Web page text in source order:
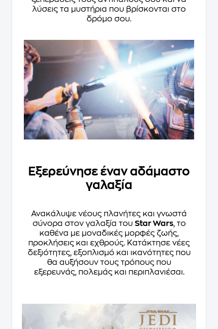
λύσεις τα μυστήρια που βρίσκονται στο
δρόμο σου.
Εξερεύνησε έναν αδάμαστο
γαλαξία
Ανακάλυψε νέους πλανήτες και γνωστά
σύνορα στον γαλαξία του Star Wars, το
καθένα με μοναδικές μορφές ζωής,
προκλήσεις και εχθρούς. Κατάκτησε νέες
δεξιότητες, εξοπλισμό και ικανότητες που
θα αυξήσουν τους τρόπους που
εξερευνάς, πολεμάς και περιπλανιέσαι.